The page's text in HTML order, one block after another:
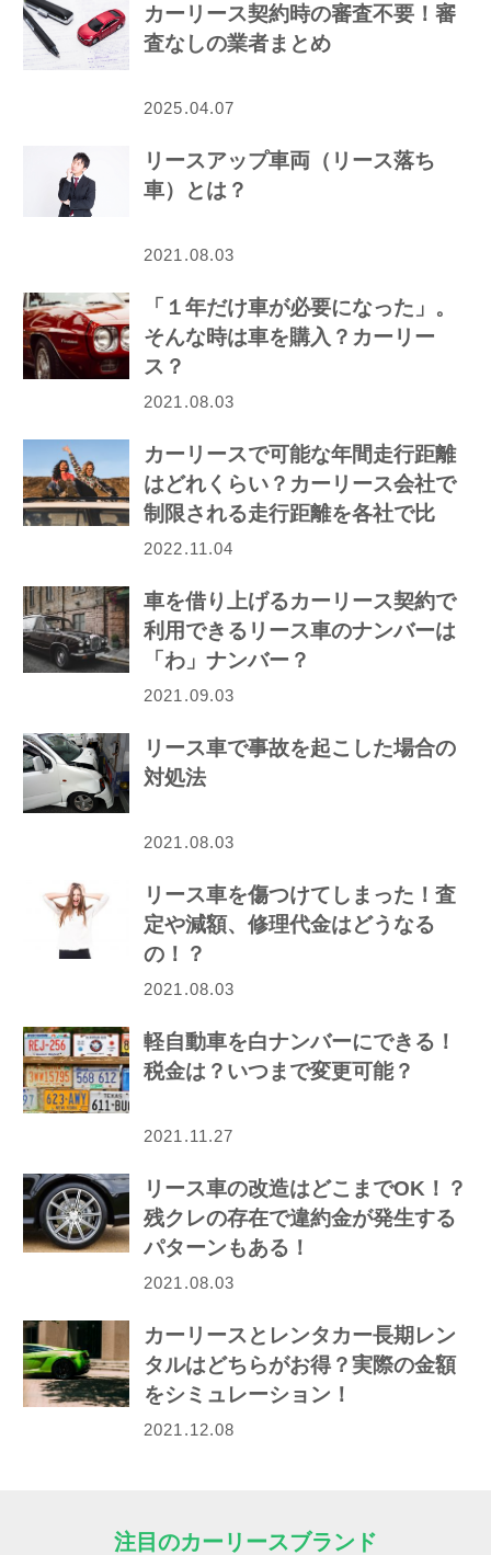
カーリース契約時の審査不要！審
査なしの業者まとめ
2025.04.07
リースアップ車両（リース落ち
車）とは？
2021.08.03
「１年だけ車が必要になった」。
そんな時は車を購入？カーリー
ス？
2021.08.03
カーリースで可能な年間走行距離
はどれくらい？カーリース会社で
制限される走行距離を各社で比
較！
2022.11.04
車を借り上げるカーリース契約で
利用できるリース車のナンバーは
「わ」ナンバー？
2021.09.03
リース車で事故を起こした場合の
対処法
2021.08.03
リース車を傷つけてしまった！査
定や減額、修理代金はどうなる
の！？
2021.08.03
軽自動車を白ナンバーにできる！
税金は？いつまで変更可能？
2021.11.27
リース車の改造はどこまでOK！？
残クレの存在で違約金が発生する
パターンもある！
2021.08.03
カーリースとレンタカー長期レン
タルはどちらがお得？実際の金額
をシミュレーション！
2021.12.08
注目のカーリースブランド